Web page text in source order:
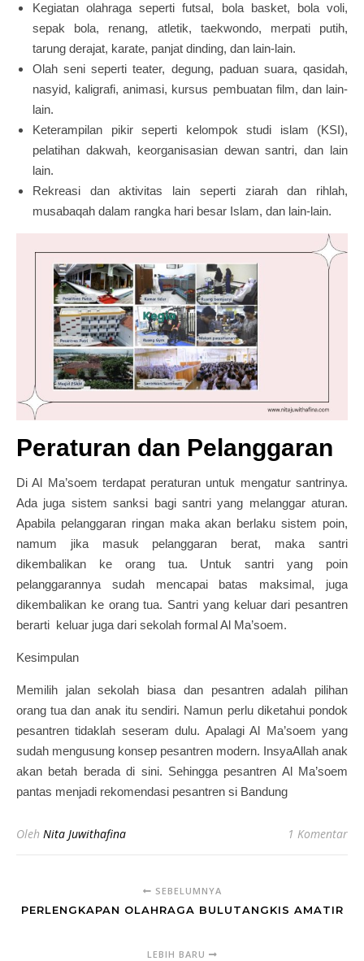
Kegiatan olahraga seperti futsal, bola basket, bola voli,
sepak bola, renang, atletik, taekwondo, merpati putih,
tarung derajat, karate, panjat dinding, dan lain-lain.
Olah seni seperti teater, degung, paduan suara, qasidah,
nasyid, kaligrafi, animasi, kursus pembuatan film, dan lain-
lain.
Keterampilan pikir seperti kelompok studi islam (KSI),
pelatihan dakwah, keorganisasian dewan santri, dan lain
lain.
Rekreasi dan aktivitas lain seperti ziarah dan rihlah,
musabaqah dalam rangka hari besar Islam, dan lain-lain.
Peraturan dan Pelanggaran
Di Al Ma’soem terdapat peraturan untuk mengatur santrinya.
Ada juga sistem sanksi bagi santri yang melanggar aturan.
Apabila pelanggaran ringan maka akan berlaku sistem poin,
namum jika masuk pelanggaran berat, maka santri
dikembalikan ke orang tua. Untuk santri yang poin
pelanggarannya sudah mencapai batas maksimal, juga
dikembalikan ke orang tua. Santri yang keluar dari pesantren
berarti keluar juga dari sekolah formal Al Ma’soem.
Kesimpulan
Memilih jalan sekolah biasa dan pesantren adalah pilihan
orang tua dan anak itu sendiri. Namun perlu diketahui pondok
pesantren tidaklah seseram dulu. Apalagi Al Ma’soem yang
sudah mengusung konsep pesantren modern. InsyaAllah anak
akan betah berada di sini. Sehingga pesantren Al Ma’soem
pantas menjadi rekomendasi pesantren si Bandung
Oleh Nita Juwithafina 1 Komentar
SEBELUMNYA
PERLENGKAPAN OLAHRAGA BULUTANGKIS AMATIR
LEBIH BARU